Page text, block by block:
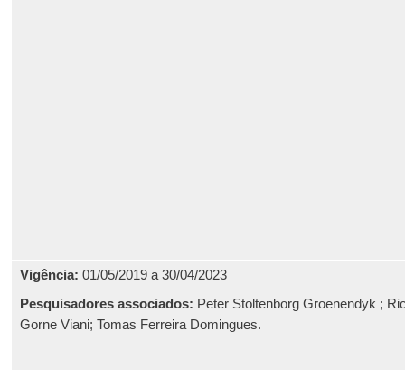
Vigência: 01/05/2019 a 30/04/2023
Pesquisadores associados: Peter Stoltenborg Groenendyk ;
Gorne Viani; Tomas Ferreira Domingues.